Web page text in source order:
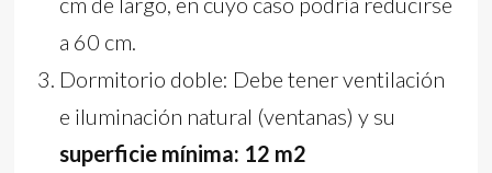
a 60 cm.
Dormitorio doble: Debe tener ventilación
e iluminación natural (ventanas) y su
superficie mínima: 12 m2